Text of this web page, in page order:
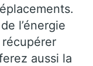
l’énergie
aussi la